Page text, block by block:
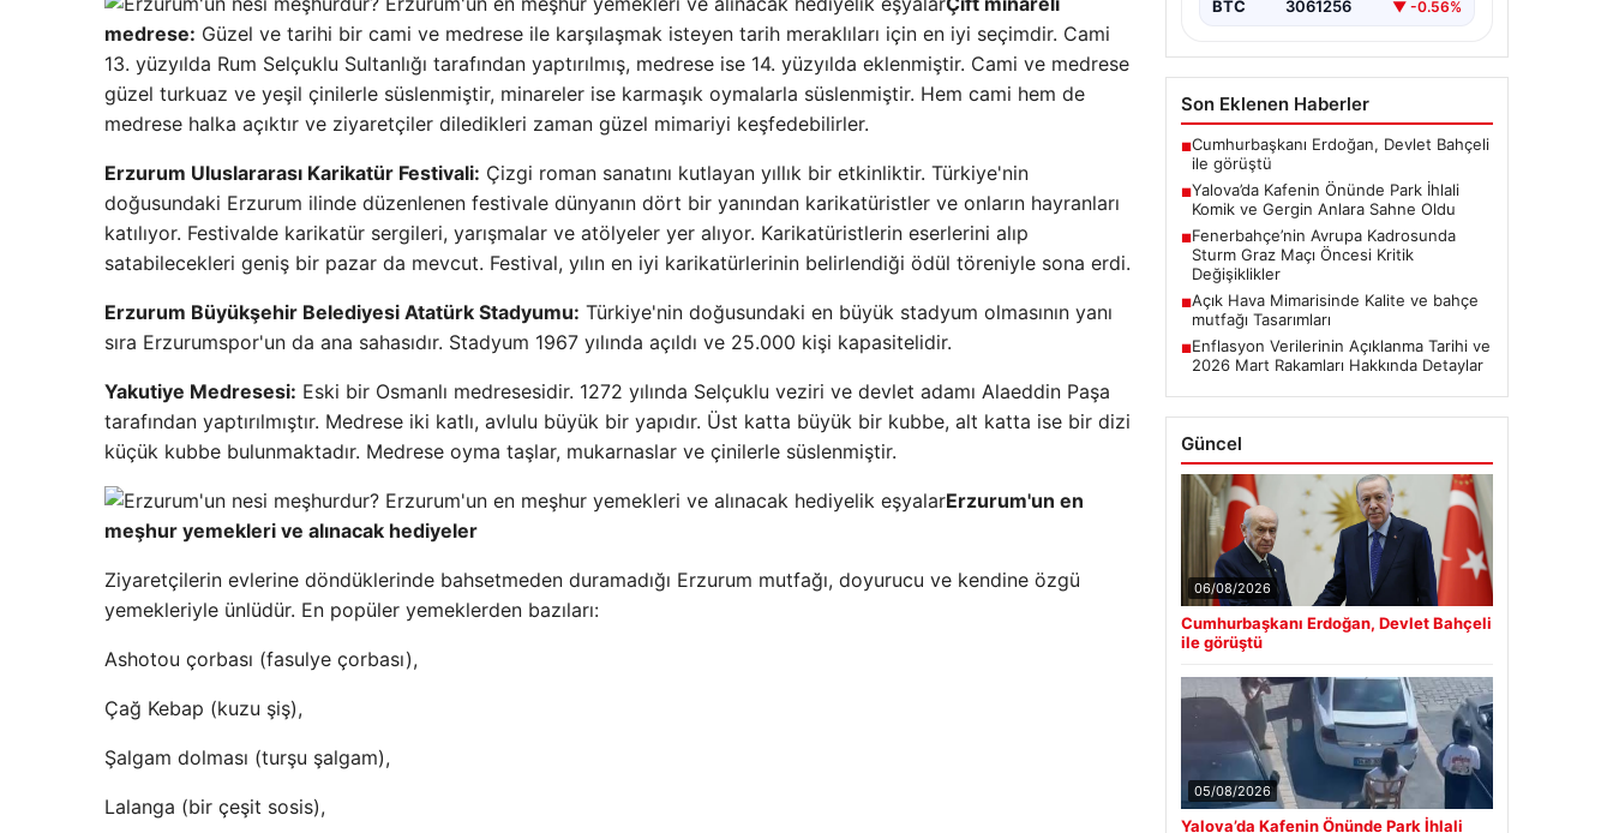
medrese: Güzel ve tarihi bir cami ve medrese ile karşılaşmak isteyen tarih meraklıları için en iyi seçimdir. Cami
13. yüzyılda Rum Selçuklu Sultanlığı tarafından yaptırılmış, medrese ise 14. yüzyılda eklenmiştir. Cami ve medrese
güzel turkuaz ve yeşil çinilerle süslenmiştir, minareler ise karmaşık oymalarla süslenmiştir. Hem cami hem de
medrese halka açıktır ve ziyaretçiler diledikleri zaman güzel mimariyi keşfedebilirler.
Erzurum Uluslararası Karikatür Festivali: Çizgi roman sanatını kutlayan yıllık bir etkinliktir. Türkiye'nin
doğusundaki Erzurum ilinde düzenlenen festivale dünyanın dört bir yanından karikatüristler ve onların hayranları
katılıyor. Festivalde karikatür sergileri, yarışmalar ve atölyeler yer alıyor. Karikatüristlerin eserlerini alıp
satabilecekleri geniş bir pazar da mevcut. Festival, yılın en iyi karikatürlerinin belirlendiği ödül töreniyle sona erdi.
Erzurum Büyükşehir Belediyesi Atatürk Stadyumu: Türkiye'nin doğusundaki en büyük stadyum olmasının yanı
sıra Erzurumspor'un da ana sahasıdır. Stadyum 1967 yılında açıldı ve 25.000 kişi kapasitelidir.
Yakutiye Medresesi: Eski bir Osmanlı medresesidir. 1272 yılında Selçuklu veziri ve devlet adamı Alaeddin Paşa
tarafından yaptırılmıştır. Medrese iki katlı, avlulu büyük bir yapıdır. Üst katta büyük bir kubbe, alt katta ise bir dizi
küçük kubbe bulunmaktadır. Medrese oyma taşlar, mukarnaslar ve çinilerle süslenmiştir.
Erzurum'un en
meşhur yemekleri ve alınacak hediyeler
Ziyaretçilerin evlerine döndüklerinde bahsetmeden duramadığı Erzurum mutfağı, doyurucu ve kendine özgü
yemekleriyle ünlüdür. En popüler yemeklerden bazıları:
Ashotou çorbası (fasulye çorbası),
Çağ Kebap (kuzu şiş),
Şalgam dolması (turşu şalgam),
Lalanga (bir çeşit sosis),
Son Eklenen Haberler
Cumhurbaşkanı Erdoğan, Devlet Bahçeli
ile görüştü
Yalova’da Kafenin Önünde Park İhlali
Komik ve Gergin Anlara Sahne Oldu
Fenerbahçe’nin Avrupa Kadrosunda
Sturm Graz Maçı Öncesi Kritik
Değişiklikler
Açık Hava Mimarisinde Kalite ve bahçe
mutfağı Tasarımları
Enflasyon Verilerinin Açıklanma Tarihi ve
Güncel
06/08/2026
Cumhurbaşkanı Erdoğan, Devlet Bahçeli
05/08/2026